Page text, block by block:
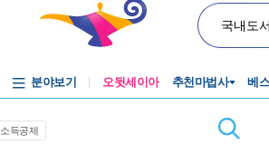
국내도
분야보기 오뒷세이아 추천마법사 베
소득공제